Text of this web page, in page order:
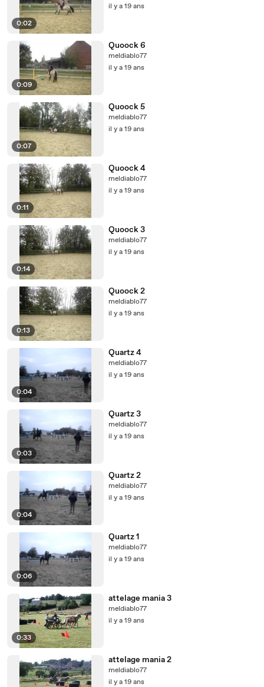
0:02
il y a 19 ans
0:09
Quoock 6
meldiablo77
il y a 19 ans
0:07
Quoock 5
meldiablo77
il y a 19 ans
0:11
Quoock 4
meldiablo77
il y a 19 ans
0:14
Quoock 3
meldiablo77
il y a 19 ans
0:13
Quoock 2
meldiablo77
il y a 19 ans
0:04
Quartz 4
meldiablo77
il y a 19 ans
0:03
Quartz 3
meldiablo77
il y a 19 ans
0:04
Quartz 2
meldiablo77
il y a 19 ans
0:06
Quartz 1
meldiablo77
il y a 19 ans
0:33
attelage mania 3
meldiablo77
il y a 19 ans
attelage mania 2
meldiablo77
il y a 19 ans